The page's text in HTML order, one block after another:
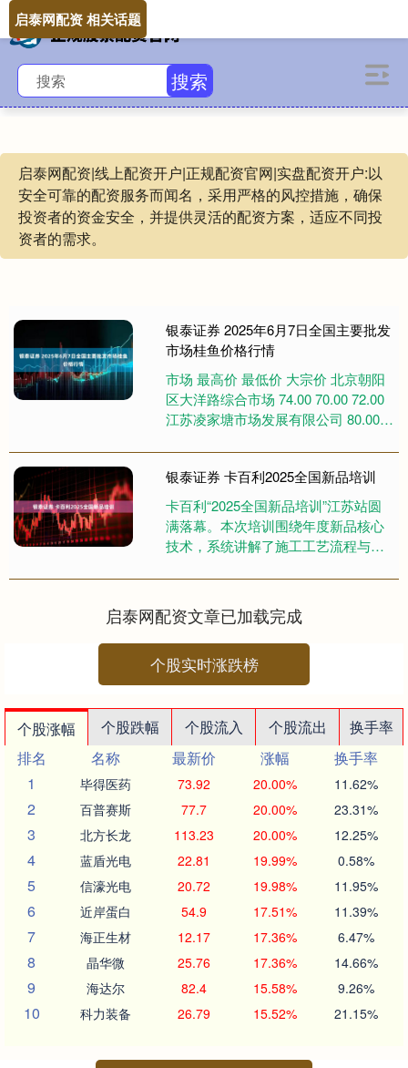
搜索
启泰网配资|线上配资开户|正规配资官网|实盘配资开户:以
安全可靠的配资服务而闻名，采用严格的风控措施，确保
投资者的资金安全，并提供灵活的配资方案，适应不同投
资者的需求。
启泰网配资 相关话题
银泰证券 2025年6月7日全国主要批发
市场桂鱼价格行情
市场 最高价 最低价 大宗价 北京朝阳
区大洋路综合市场 74.00 70.00 72.00
江苏凌家塘市场发展有限公司 80.00
银泰证券 卡百利2025全国新品培训
卡百利“2025全国新品培训”江苏站圆
满落幕。本次培训围绕年度新品核心
技术，系统讲解了施工工艺流程与效
型施工难点提供了专项突破方....
启泰网配资文章已加载完成
个股实时涨跌榜
个股涨幅 个股跌幅 个股流入 个股流出
换手率
排名
名称 最新价 涨幅
换手率
1
毕得医药 73.92 20.00% 11.62%
2 百普赛斯 77.7 20.00% 23.31%
3 北方长龙 113.23 20.00% 12.25%
4 蓝盾光电 22.81 19.99% 0.58%
5 信濠光电 20.72 19.98% 11.95%
6 近岸蛋白 54.9 17.51% 11.39%
7 海正生材 12.17 17.36% 6.47%
8 晶华微 25.76 17.36% 14.66%
9 海达尔 82.4 15.58% 9.26%
10 科力装备 26.79 15.52% 21.15%